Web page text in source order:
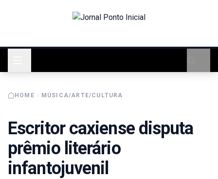
HOME MÚSICA/ARTE/CULTURA
Escritor caxiense disputa
prêmio literário
infantojuvenil